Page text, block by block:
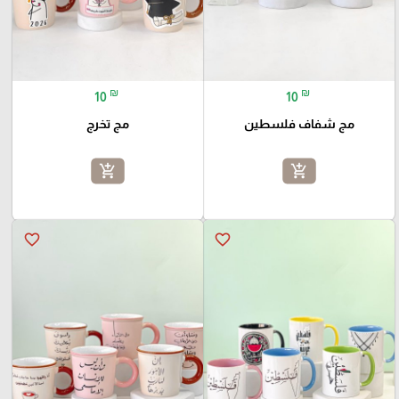
10 ₪
مج شفاف فلسطين
add_shopping_cart
10 ₪
مج تخرج
add_shopping_cart
favorite_border
favorite_border